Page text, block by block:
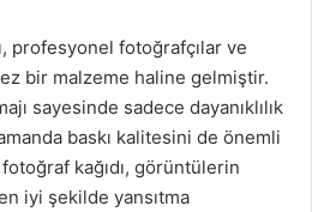
profesyonel fotoğrafçılar ve
bir malzeme haline gelmiştir.
sayesinde sadece dayanıklılık
baskı kalitesini de önemli
kağıdı, görüntülerin
en iyi şekilde yansıtma